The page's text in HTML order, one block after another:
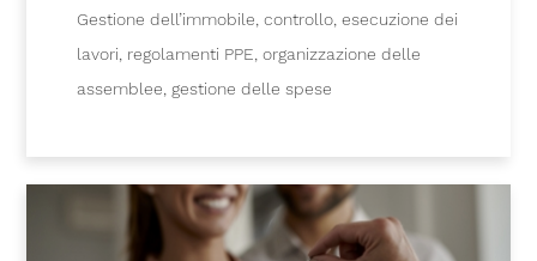
Gestione dell’immobile, controllo, esecuzione dei
lavori, regolamenti PPE, organizzazione delle
assemblee, gestione delle spese